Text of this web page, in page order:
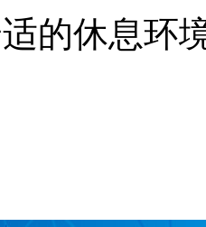
的休息环